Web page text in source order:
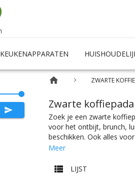
KEUKENAPPARATEN
ZWARTE
Zwarte
Zoek je een zwarte
voor het ontbijt, brunch,
beschikken. Ook alles
koffiepadapparaat. Met
wat je nodig hebt bij
prijscategorieën, voor
Meer
LIJST